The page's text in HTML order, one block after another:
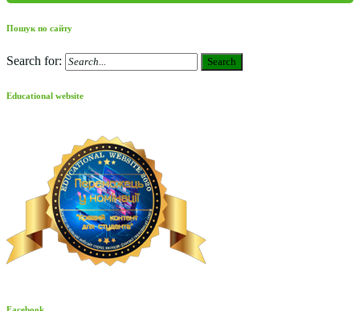
Пошук по сайту
Search for: Search
Educational website